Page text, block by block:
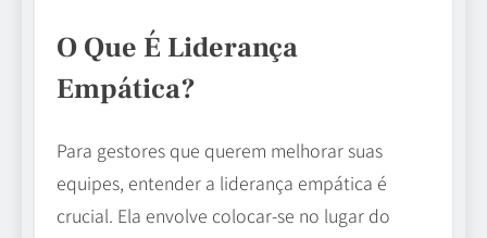
O Que É Liderança
Empática?
Para gestores que querem melhorar suas
equipes, entender a liderança empática é
crucial. Ela envolve colocar-se no lugar do